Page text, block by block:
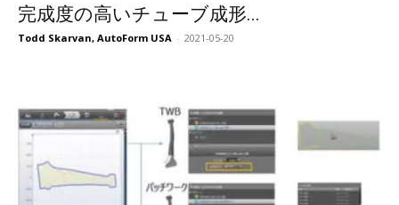
完成度の高いチューブ成形...
Todd Skarvan, AutoForm USA - 2021-05-20